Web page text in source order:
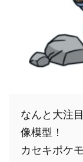
なんと大注
像模型！
カセキポケ